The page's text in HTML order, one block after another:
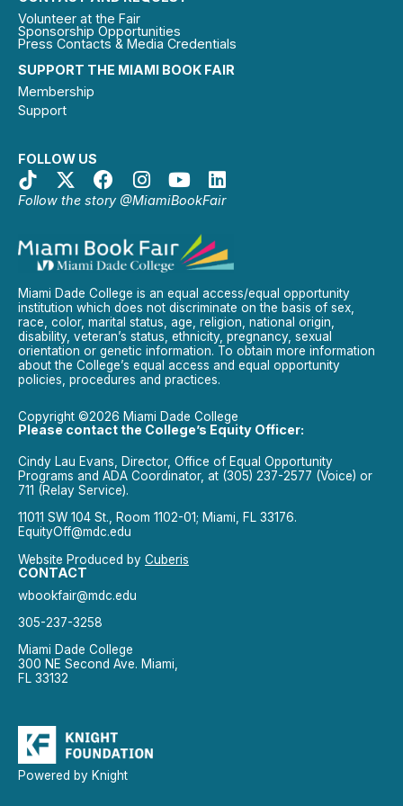
SUPPORT THE MIAMI BOOK FAIR
Membership
Support
FOLLOW US
Follow the story @MiamiBookFair
Volunteer at the Fair
Sponsorship Opportunities
Press Contacts & Media Credentials
Miami Dade College is an equal access/equal opportunity
institution which does not discriminate on the basis of sex,
race, color, marital status, age, religion, national origin,
disability, veteran’s status, ethnicity, pregnancy, sexual
orientation or genetic information. To obtain more information
about the College’s equal access and equal opportunity
policies, procedures and practices.
Copyright ©2026 Miami Dade College
Please contact the College’s Equity Officer:
Cindy Lau Evans, Director, Office of Equal Opportunity
Programs and ADA Coordinator, at (305) 237-2577 (Voice) or
711 (Relay Service).
11011 SW 104 St., Room 1102-01; Miami, FL 33176.
EquityOff@mdc.edu
Website Produced by Cuberis
CONTACT
wbookfair@mdc.edu
305-237-3258
Miami Dade College
300 NE Second Ave. Miami,
FL 33132
Powered by Knight